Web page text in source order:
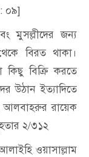
০৯]
মুসল্লীদের জন্য
বিরত থাকা।
কিছু বিক্রি করতে
উঠান ইত্যাদিতে
আলবাহরুর রায়েক
২/৩১২
ওয়াসাল্লাম